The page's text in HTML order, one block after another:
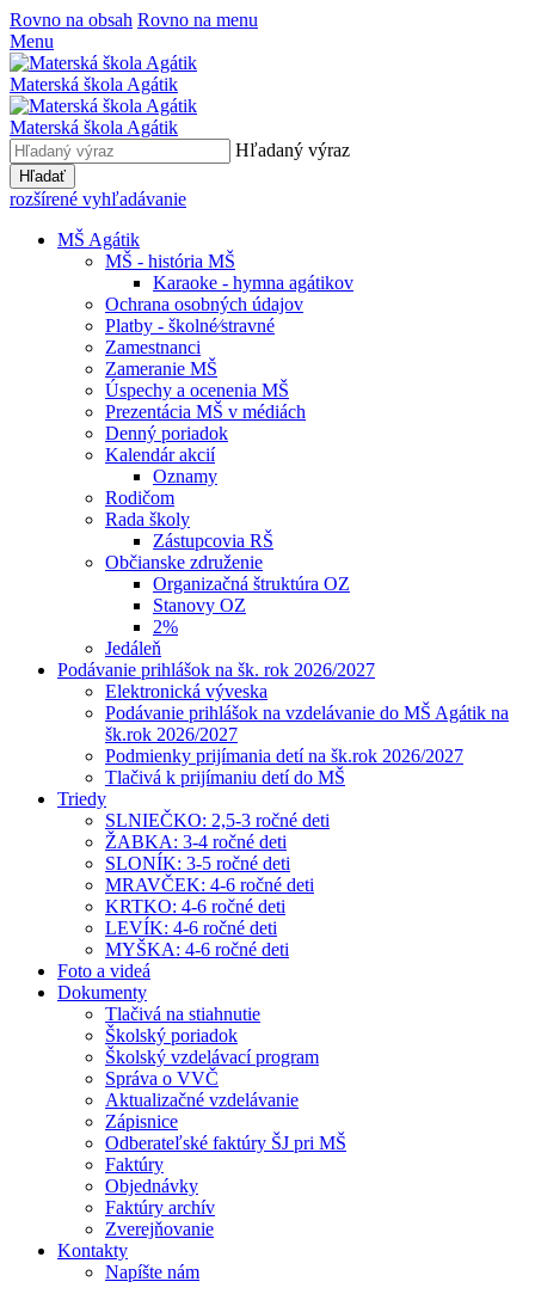
Rovno na obsah Rovno na menu
Menu
Materská škola Agátik
Materská škola Agátik
Hľadaný výraz
Hľadať
rozšírené vyhľadávanie
MŠ Agátik
MŠ - história MŠ
Karaoke - hymna agátikov
Ochrana osobných údajov
Platby - školné⁄stravné
Zamestnanci
Zameranie MŠ
Úspechy a ocenenia MŠ
Prezentácia MŠ v médiách
Denný poriadok
Kalendár akcií
Oznamy
Rodičom
Rada školy
Zástupcovia RŠ
Občianske združenie
Organizačná štruktúra OZ
Stanovy OZ
2%
Jedáleň
Podávanie prihlášok na šk. rok 2026/2027
Elektronická výveska
Podávanie prihlášok na vzdelávanie do MŠ Agátik na
šk.rok 2026/2027
Podmienky prijímania detí na šk.rok 2026/2027
Tlačivá k prijímaniu detí do MŠ
Triedy
SLNIEČKO: 2,5-3 ročné deti
ŽABKA: 3-4 ročné deti
SLONÍK: 3-5 ročné deti
MRAVČEK: 4-6 ročné deti
KRTKO: 4-6 ročné deti
LEVÍK: 4-6 ročné deti
MYŠKA: 4-6 ročné deti
Foto a videá
Dokumenty
Tlačivá na stiahnutie
Školský poriadok
Školský vzdelávací program
Správa o VVČ
Aktualizačné vzdelávanie
Zápisnice
Odberateľské faktúry ŠJ pri MŠ
Faktúry
Objednávky
Faktúry archív
Zverejňovanie
Kontakty
Napíšte nám